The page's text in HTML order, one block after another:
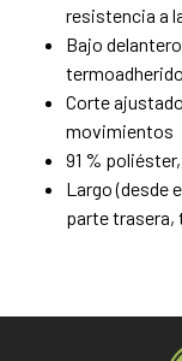
resistencia a
Bajo
Corte
movimientos
91 %
Largo (desde
parte trasera,